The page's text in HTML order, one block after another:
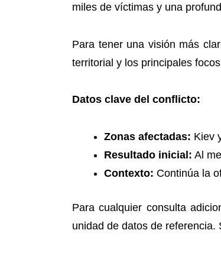
miles de víctimas y una
Para tener una visión más
territorial y los principales
Datos clave del conflicto:
Zonas afectadas: Kiev
Resultado inicial: Al
Contexto: Continúa la
Para cualquier consulta
unidad de datos de